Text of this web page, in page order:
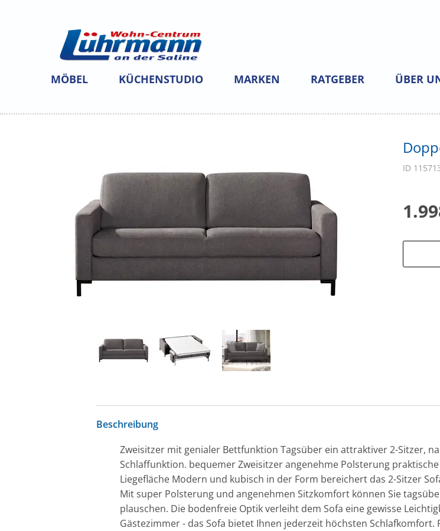
MÖBEL KÜCHENSTUDIO MARKEN RATGEBER ÜBER
ID
Beschreibung
Zweisitzer mit genialer Bettfunktion Tagsüber ein attraktiver 2-Sitzer,
Schlaffunktion. bequemer Zweisitzer angenehme Polsterung
Liegefläche Modern und kubisch in der Form bereichert das 2-Sitzer
Mit super Polsterung und angenehmen Sitzkomfort können Sie
plauschen. Die bodenfreie Optik verleiht dem Sofa eine gewisse
Gästezimmer - das Sofa bietet Ihnen jederzeit höchsten Schlafkomfort.